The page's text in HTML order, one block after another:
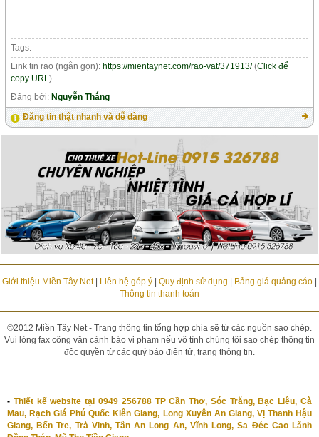
Tags:
Link tin rao (ngắn gọn): https://mientaynet.com/rao-vat/371913/(Click để
copy URL)
Đăng bởi: Nguyễn Thắng
Đăng tin thật nhanh và dễ dàng
Giới thiệu Miền Tây Net| Liên hệ góp ý| Quy định sử dụng Bảng giá quảng cáo|
Thông tin thanh toán
©2012 Miền Tây Net - Trang thông tin tổng hợp chia sẽ từ các nguồn sao chép.
Vui lòng fax công văn cảnh báo vi phạm nếu vô tình chúng tôi sao chép thông tin
độc quyền từ các quý báo điện tử, trang thông tin.
- Thiết kế website tại 0949 256788 TP Cần Thơ, Sóc Trăng, Bạc Liêu, Cà
Mau, Rạch Giá Phú Quốc Kiên Giang, Long Xuyên An Giang, Vị Thanh Hậu
Giang, Bến Tre, Trà Vinh, Tân An Long An, Vĩnh Long, Sa Đéc Cao Lãnh